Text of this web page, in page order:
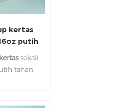
kertas
putih
untuk
tutup
sekali
tahan
cocok